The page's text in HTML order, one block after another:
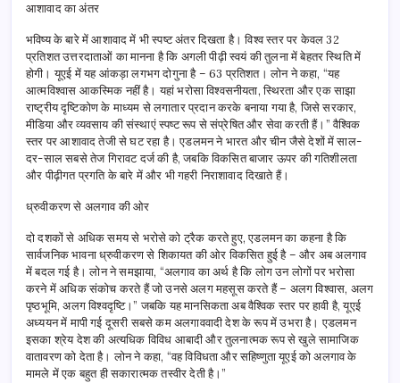
आशावाद का अंतर
भविष्य के बारे में आशावाद में भी स्पष्ट अंतर दिखता है। विश्व स्तर पर केवल 32
प्रतिशत उत्तरदाताओं का मानना है कि अगली पीढ़ी स्वयं की तुलना में बेहतर स्थिति में
होगी। यूएई में यह आंकड़ा लगभग दोगुना है – 63 प्रतिशत। लोन ने कहा, “यह
आत्मविश्वास आकस्मिक नहीं है। यहां भरोसा विश्वसनीयता, स्थिरता और एक साझा
राष्ट्रीय दृष्टिकोण के माध्यम से लगातार प्रदान करके बनाया गया है, जिसे सरकार,
मीडिया और व्यवसाय की संस्थाएं स्पष्ट रूप से संप्रेषित और सेवा करती हैं।” वैश्विक
स्तर पर आशावाद तेजी से घट रहा है। एडलमन ने भारत और चीन जैसे देशों में साल-
दर-साल सबसे तेज गिरावट दर्ज की है, जबकि विकसित बाजार ऊपर की गतिशीलता
और पीढ़ीगत प्रगति के बारे में और भी गहरी निराशावाद दिखाते हैं।
ध्रुवीकरण से अलगाव की ओर
दो दशकों से अधिक समय से भरोसे को ट्रैक करते हुए, एडलमन का कहना है कि
सार्वजनिक भावना ध्रुवीकरण से शिकायत की ओर विकसित हुई है – और अब अलगाव
में बदल गई है। लोन ने समझाया, “अलगाव का अर्थ है कि लोग उन लोगों पर भरोसा
करने में अधिक संकोच करते हैं जो उनसे अलग महसूस करते हैं – अलग विश्वास, अलग
पृष्ठभूमि, अलग विश्वदृष्टि।” जबकि यह मानसिकता अब वैश्विक स्तर पर हावी है, यूएई
अध्ययन में मापी गई दूसरी सबसे कम अलगाववादी देश के रूप में उभरा है। एडलमन
इसका श्रेय देश की अत्यधिक विविध आबादी और तुलनात्मक रूप से खुले सामाजिक
वातावरण को देता है। लोन ने कहा, “वह विविधता और सहिष्णुता यूएई को अलगाव के
मामले में एक बहुत ही सकारात्मक तस्वीर देती है।”